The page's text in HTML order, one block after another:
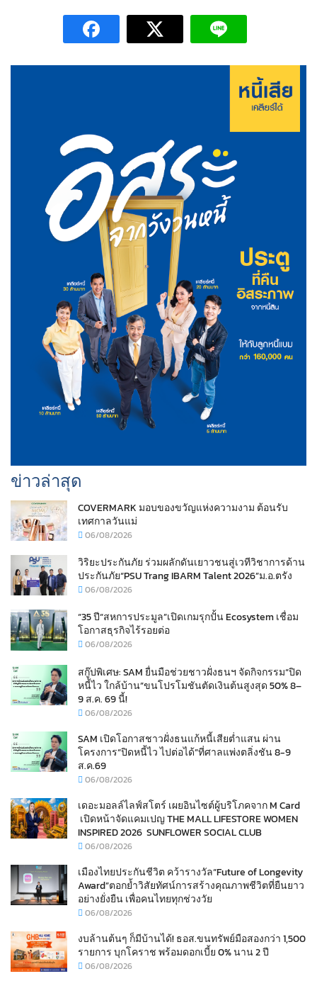
ข่าวล่าสุด
COVERMARK มอบของขวัญแห่งความงาม ต้อนรับ
เทศกาลวันแม่
06/08/2026
วิริยะประกันภัย ร่วมผลักดันเยาวชนสู่เวทีวิชาการด้าน
ประกันภัย“PSU Trang IBARM Talent 2026”ม.อ.ตรัง
06/08/2026
“35 ปี“สหการประมูล”เปิดเกมรุกปั้น Ecosystem เชื่อม
โอกาสธุรกิจไร้รอยต่อ
06/08/2026
สกู๊ปพิเศษ: SAM ยื่นมือช่วยชาวฝั่งธนฯ จัดกิจกรรม“ปิด
หนี้ไว ใกล้บ้าน”ขนโปรโมชันตัดเงินต้นสูงสุด 50% 8–
9 ส.ค. 69 นี้!
06/08/2026
SAM เปิดโอกาสชาวฝั่งธนแก้หนี้เสียต่ำแสน ผ่าน
โครงการ“ปิดหนี้ไว ไปต่อได้”ที่ศาลแพ่งตลิ่งชัน 8-9
ส.ค.69
06/08/2026
เดอะมอลล์ไลฟ์สโตร์ เผยอินไซต์ผู้บริโภคจาก M Card
เปิดหน้าจัดแคมเปญ THE MALL LIFESTORE WOMEN
INSPIRED 2026 SUNFLOWER SOCIAL CLUB
06/08/2026
เมืองไทยประกันชีวิต คว้ารางวัล“Future of Longevity
Award”ตอกย้ำวิสัยทัศน์การสร้างคุณภาพชีวิตที่ยืนยาว
อย่างยั่งยืน เพื่อคนไทยทุกช่วงวัย
06/08/2026
งบล้านต้นๆ ก็มีบ้านได้! ธอส.ขนทรัพย์มือสองกว่า 1,500
รายการ บุกโคราช พร้อมดอกเบี้ย 0% นาน 2 ปี
06/08/2026